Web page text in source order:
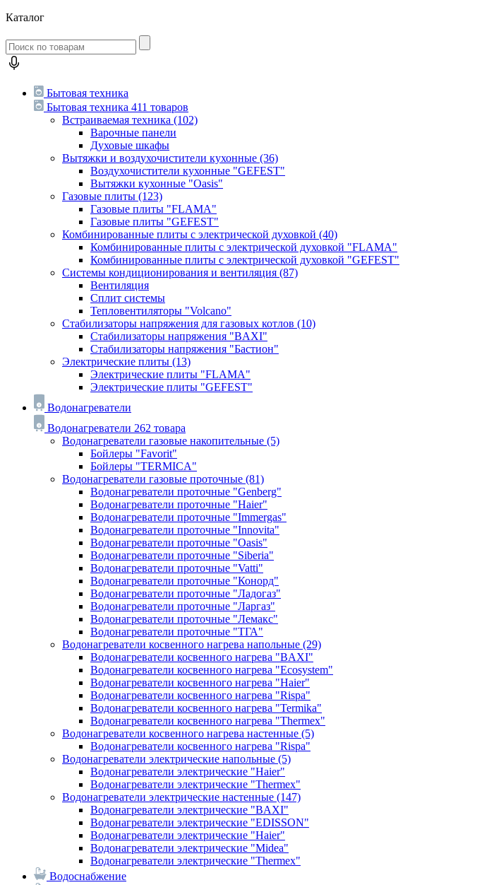
Каталог
Бытовая техника
Бытовая техника 411 товаров
Встраиваемая техника (102)
Варочные панели
Духовые шкафы
Вытяжки и воздухочистители кухонные (36)
Воздухочистители кухонные "GEFEST"
Вытяжки кухонные "Oasis"
Газовые плиты (123)
Газовые плиты "FLAMA"
Газовые плиты "GEFEST"
Комбинированные плиты с электрической духовкой (40)
Комбинированные плиты с электрической духовкой "FLAMA"
Комбинированные плиты с электрической духовкой "GEFEST"
Системы кондиционирования и вентиляция (87)
Вентиляция
Сплит системы
Тепловентиляторы "Volcano"
Стабилизаторы напряжения для газовых котлов (10)
Стабилизаторы напряжения "BAXI"
Стабилизаторы напряжения "Бастион"
Электрические плиты (13)
Электрические плиты "FLAMA"
Электрические плиты "GEFEST"
Водонагреватели
Водонагреватели 262 товара
Водонагреватели газовые накопительные (5)
Бойлеры "Favorit"
Бойлеры "TERMICA"
Водонагреватели газовые проточные (81)
Водонагреватели проточные "Genberg"
Водонагреватели проточные "Haier"
Водонагреватели проточные "Immergas"
Водонагреватели проточные "Innovita"
Водонагреватели проточные "Oasis"
Водонагреватели проточные "Siberia"
Водонагреватели проточные "Vatti"
Водонагреватели проточные "Конорд"
Водонагреватели проточные "Ладогаз"
Водонагреватели проточные "Ларгаз"
Водонагреватели проточные "Лемакс"
Водонагреватели проточные "ТГА"
Водонагреватели косвенного нагрева напольные (29)
Водонагреватели косвенного нагрева "BAXI"
Водонагреватели косвенного нагрева "Ecosystem"
Водонагреватели косвенного нагрева "Haier"
Водонагреватели косвенного нагрева "Rispa"
Водонагреватели косвенного нагрева "Termika"
Водонагреватели косвенного нагрева "Thermex"
Водонагреватели косвенного нагрева настенные (5)
Водонагреватели косвенного нагрева "Rispa"
Водонагреватели электрические напольные (5)
Водонагреватели электрические "Haier"
Водонагреватели электрические "Thermex"
Водонагреватели электрические настенные (147)
Водонагреватели электрические "BAXI"
Водонагреватели электрические "EDISSON"
Водонагреватели электрические "Haier"
Водонагреватели электрические "Midea"
Водонагреватели электрические "Thermex"
Водоснабжение